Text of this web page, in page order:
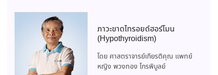
ภาวะขาดไทรอยด์ฮอร์โมน
(Hypothyroidism)
โดย ศาสตราจารย์เกียรติคุณ แพทย์
หญิง พวงทอง ไกรพิบูลย์